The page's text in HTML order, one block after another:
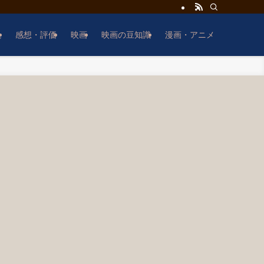
感想・評価 映画 映画の豆知識 漫画・アニメ